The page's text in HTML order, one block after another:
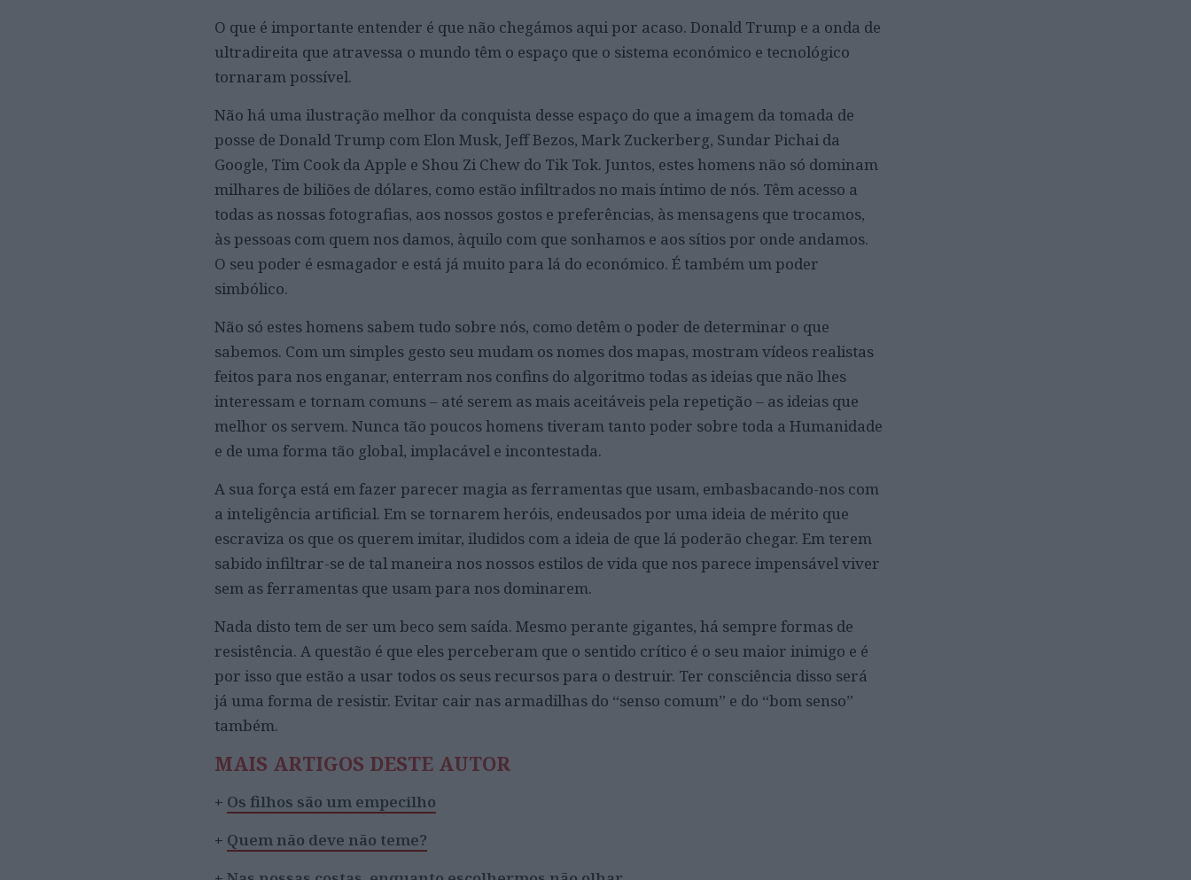
O que é importante entender é que não chegámos aqui por acaso. Donald Trump e a onda de
ultradireita que atravessa o mundo têm o espaço que o sistema económico e tecnológico
tornaram possível.
Não há uma ilustração melhor da conquista desse espaço do que a imagem da tomada de
posse de Donald Trump com Elon Musk, Jeff Bezos, Mark Zuckerberg, Sundar Pichai da
Google, Tim Cook da Apple e Shou Zi Chew do Tik Tok. Juntos, estes homens não só dominam
milhares de biliões de dólares, como estão infiltrados no mais íntimo de nós. Têm acesso a
todas as nossas fotografias, aos nossos gostos e preferências, às mensagens que trocamos,
às pessoas com quem nos damos, àquilo com que sonhamos e aos sítios por onde andamos.
O seu poder é esmagador e está já muito para lá do económico. É também um poder
simbólico.
Não só estes homens sabem tudo sobre nós, como detêm o poder de determinar o que
sabemos. Com um simples gesto seu mudam os nomes dos mapas, mostram vídeos realistas
feitos para nos enganar, enterram nos confins do algoritmo todas as ideias que não lhes
interessam e tornam comuns – até serem as mais aceitáveis pela repetição – as ideias que
melhor os servem. Nunca tão poucos homens tiveram tanto poder sobre toda a Humanidade
e de uma forma tão global, implacável e incontestada.
A sua força está em fazer parecer magia as ferramentas que usam, embasbacando-nos com
a inteligência artificial. Em se tornarem heróis, endeusados por uma ideia de mérito que
escraviza os que os querem imitar, iludidos com a ideia de que lá poderão chegar. Em terem
sabido infiltrar-se de tal maneira nos nossos estilos de vida que nos parece impensável viver
sem as ferramentas que usam para nos dominarem.
Nada disto tem de ser um beco sem saída. Mesmo perante gigantes, há sempre formas de
resistência. A questão é que eles perceberam que o sentido crítico é o seu maior inimigo e é
por isso que estão a usar todos os seus recursos para o destruir. Ter consciência disso será
já uma forma de resistir. Evitar cair nas armadilhas do “senso comum” e do “bom senso”
também.
MAIS ARTIGOS DESTE AUTOR
+ Os filhos são um empecilho
+ Quem não deve não teme?